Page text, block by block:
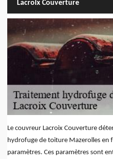
Lacroix Couverture
Le couvreur Lacroix Couverture
hydrofuge de toiture Mazerolles en
paramètres. Ces paramètres sont